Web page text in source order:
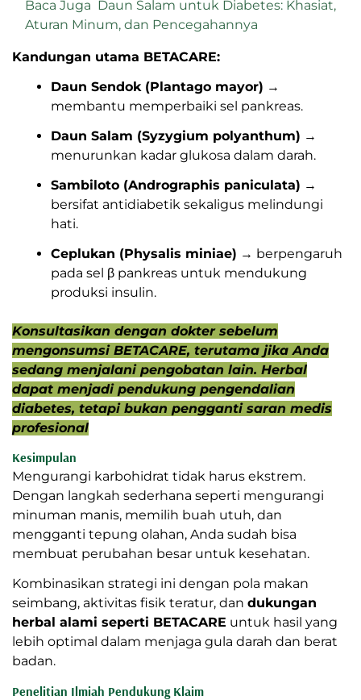
Baca Juga Daun Salam untuk Diabetes: Khasiat,
Aturan Minum, dan Pencegahannya
Kandungan utama BETACARE:
Daun Sendok (Plantago mayor) →
membantu memperbaiki sel pankreas.
Daun Salam (Syzygium polyanthum) →
menurunkan kadar glukosa dalam darah.
Sambiloto (Andrographis paniculata) →
bersifat antidiabetik sekaligus melindungi
hati.
Ceplukan (Physalis miniae) → berpengaruh
pada sel β pankreas untuk mendukung
produksi insulin.
Konsultasikan dengan dokter sebelum
mengonsumsi BETACARE, terutama jika Anda
sedang menjalani pengobatan lain. Herbal
dapat menjadi pendukung pengendalian
diabetes, tetapi bukan pengganti saran medis
profesional
Kesimpulan
Mengurangi karbohidrat tidak harus ekstrem.
Dengan langkah sederhana seperti mengurangi
minuman manis, memilih buah utuh, dan
mengganti tepung olahan, Anda sudah bisa
membuat perubahan besar untuk kesehatan.
Kombinasikan strategi ini dengan pola makan
seimbang, aktivitas fisik teratur, dan dukungan
herbal alami seperti BETACARE untuk hasil yang
lebih optimal dalam menjaga gula darah dan berat
badan.
Penelitian Ilmiah Pendukung Klaim